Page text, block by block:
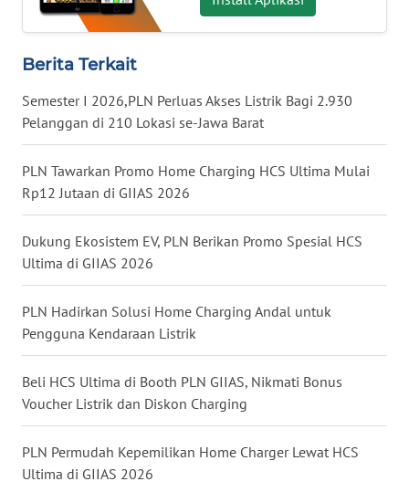
Berita Terkait
Semester I 2026,PLN Perluas Akses Listrik Bagi 2.930
Pelanggan di 210 Lokasi se-Jawa Barat
PLN Tawarkan Promo Home Charging HCS Ultima Mulai
Rp12 Jutaan di GIIAS 2026
Dukung Ekosistem EV, PLN Berikan Promo Spesial HCS
Ultima di GIIAS 2026
PLN Hadirkan Solusi Home Charging Andal untuk
Pengguna Kendaraan Listrik
Beli HCS Ultima di Booth PLN GIIAS, Nikmati Bonus
Voucher Listrik dan Diskon Charging
PLN Permudah Kepemilikan Home Charger Lewat HCS
Ultima di GIIAS 2026
WN
KALTARA
KALSEL
WN
KALTIM
WN
WN